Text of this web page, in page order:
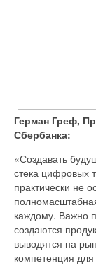
Герман Греф,
Сбербанка:
«Создавать
стека цифровых
практически не
каждому. Важно
создаются
выводятся на
компетенция